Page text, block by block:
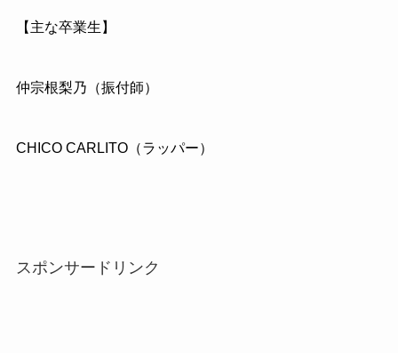
【主な卒業生】
仲宗根梨乃（振付師）
CHICO CARLITO（ラッパー）
スポンサードリンク